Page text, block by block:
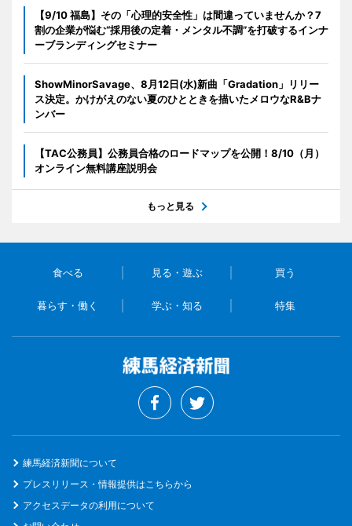
【9/10 福島】その「心理的安全性」は間違っていませんか？7
割の企業が悩む“採用後の定着・メンタル不調”を打破するインナ
ーブランディングセミナー
ShowMinorSavage、8月12日(水)新曲「Gradation」リリー
ス決定。かけがえのない夏のひとときを描いたメロウなR&Bナ
ンバー
【TAC公務員】公務員合格のロードマップを公開！8/10（月）
オンライン無料講座説明会
もっと見る
食べる 見る・遊ぶ 買う
暮らす・働く 学ぶ・知る 特集
練馬経済新聞について
プレスリリース・情報提供はこちらから
アクセスデータの利用について